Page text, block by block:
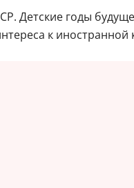
Детские годы
к иностранной